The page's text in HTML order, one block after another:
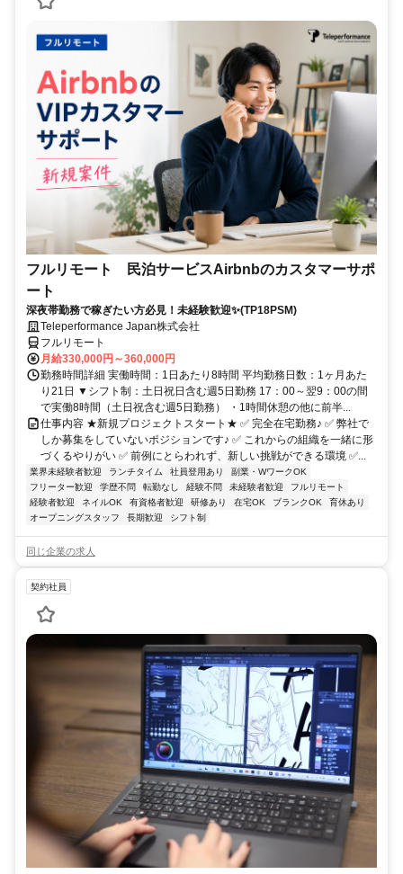
フルリモート 民泊サービスAirbnbのカスタマーサポ
ート
深夜帯勤務で稼ぎたい方必見！未経験歓迎✨(TP18PSM)
Teleperformance Japan株式会社
フルリモート
月給330,000円～360,000円
勤務時間詳細 実働時間：1日あたり8時間 平均勤務日数：1ヶ月あた
り21日 ▼シフト制：土日祝日含む週5日勤務 17：00～翌9：00の間
で実働8時間（土日祝含む週5日勤務） ・1時間休憩の他に前半...
仕事内容 ★新規プロジェクトスタート★ ✅ 完全在宅勤務♪ ✅ 弊社で
しか募集をしていないポジションです♪ ✅ これからの組織を一緒に形
づくるやりがい ✅ 前例にとらわれず、新しい挑戦ができる環境 ✅...
業界未経験者歓迎 ランチタイム 社員登用あり
副業・WワークOK
フリーター歓迎
学歴不問 転勤なし 経験不問 未経験者歓迎
フルリモート
経験者歓迎
ネイルOK 有資格者歓迎 研修あり 在宅OK ブランクOK
育休あり
オープニングスタッフ
長期歓迎 シフト制
同じ企業の求人
契約社員